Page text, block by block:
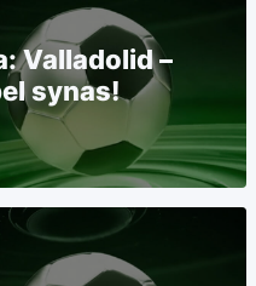
Valladolid –
synas!